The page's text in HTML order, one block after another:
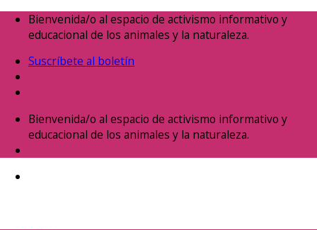
Saltar Bienvenida/o al espacio de activismo informativo y
educacional de los animales y la naturaleza.
Suscríbete al boletín
Bienvenida/o al espacio de activismo informativo y
educacional de los animales y la naturaleza.